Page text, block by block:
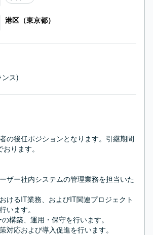
港区（東京都）
ス)
の後任ポジションとなります。引継期間
ります。
ザー社内システムの管理業務を担当いた
けるIT業務、およびIT関連プロジェクト
います。
構築、運用・保守を行います。
対応および導入促進を行います。